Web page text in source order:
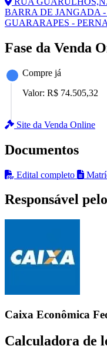
BARRA DE JANGADA -
GUARARAPES -
Fase da Venda
Compre já
Valor: R$ 74.505,32
Site da Venda Online
Documentos
Edital completo
Responsável
Caixa Econômica
Calculadora de